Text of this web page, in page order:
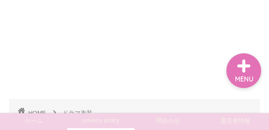
HOME
ドラマ衣装
石田ゆり子ドラマ衣装バッグやスカートの通販ブランドをご紹介
ホーム privacy policy 問合わせ 運営者情報
MENU